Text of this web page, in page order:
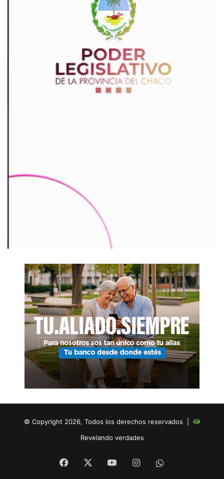
© Copyright 2026, Todos los derechos reservados |
Revelando verdades
Facebook YouTubeInstagram